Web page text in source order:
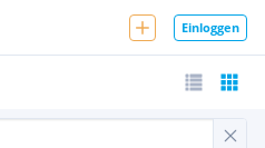
Einloggen